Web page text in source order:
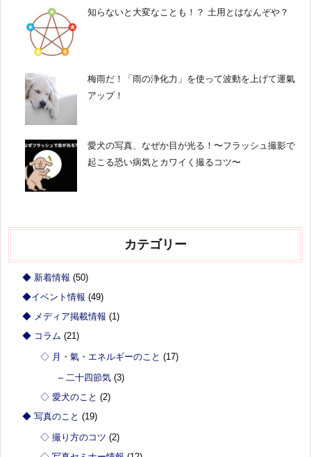
知らないと大変なことも！？ 土用とはなんぞや？
梅雨だ！「雨の浄化力」を使って波動を上げて運氣
アップ！
愛犬の写真、なぜか目が光る！〜フラッシュ撮影で
起こる恐い病気とカワイく撮るコツ〜
カテゴリー
◆ 新着情報 (50)
◆イベント情報 (49)
◆ メディア掲載情報 (1)
◆ コラム (21)
◇ 月・氣・エネルギーのこと (17)
– 二十四節気 (3)
◇ 愛犬のこと (2)
◆ 写真のこと (19)
◇ 撮り方のコツ (2)